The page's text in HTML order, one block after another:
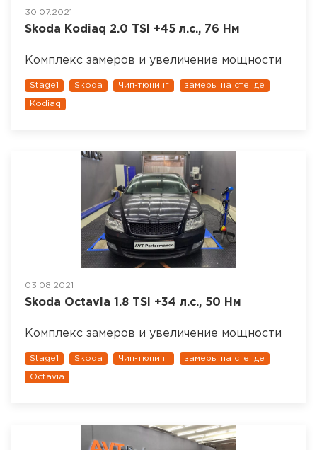
30.07.2021
Skoda Kodiaq 2.0 TSI +45 л.с., 76 Нм
Комплекс замеров и увеличение мощности
Stage1 Skoda Чип-тюнинг замеры на стенде
Kodiaq
03.08.2021
Skoda Octavia 1.8 TSI +34 л.с., 50 Нм
Комплекс замеров и увеличение мощности
Stage1 Skoda Чип-тюнинг замеры на стенде
Octavia